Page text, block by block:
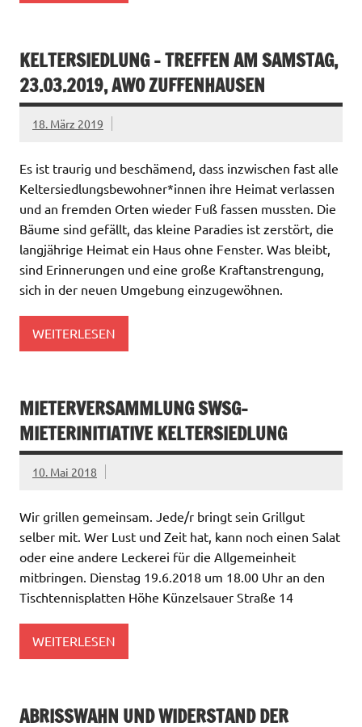
KELTERSIEDLUNG – TREFFEN AM SAMSTAG,
23.03.2019, AWO ZUFFENHAUSEN
18. März 2019
Es ist traurig und beschämend, dass inzwischen fast alle
Keltersiedlungsbewohner*innen ihre Heimat verlassen
und an fremden Orten wieder Fuß fassen mussten. Die
Bäume sind gefällt, das kleine Paradies ist zerstört, die
langjährige Heimat ein Haus ohne Fenster. Was bleibt,
sind Erinnerungen und eine große Kraftanstrengung,
sich in der neuen Umgebung einzugewöhnen.
WEITERLESEN
MIETERVERSAMMLUNG SWSG-
MIETERINITIATIVE KELTERSIEDLUNG
10. Mai 2018
Wir grillen gemeinsam. Jede/r bringt sein Grillgut
selber mit. Wer Lust und Zeit hat, kann noch einen Salat
oder eine andere Leckerei für die Allgemeinheit
mitbringen. Dienstag 19.6.2018 um 18.00 Uhr an den
Tischtennisplatten Höhe Künzelsauer Straße 14
WEITERLESEN
ABRISSWAHN UND WIDERSTAND DER